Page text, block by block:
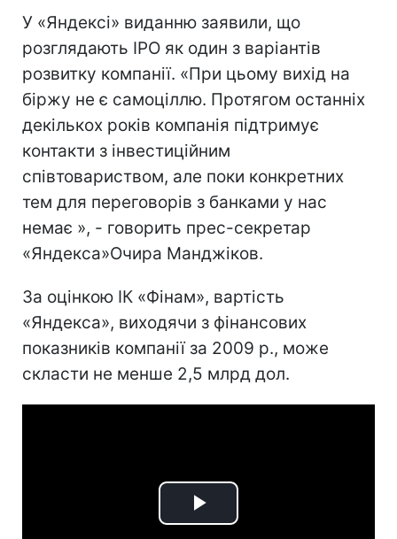
У «Яндексі» виданню заявили, що
розглядають IPO як один з варіантів
розвитку компанії. «При цьому вихід на
біржу не є самоціллю. Протягом останніх
декількох років компанія підтримує
контакти з інвестиційним
співтовариством, але поки конкретних
тем для переговорів з банками у нас
немає », - говорить прес-секретар
«Яндекса»Очира Манджіков.
За оцінкою ІК «Фінам», вартість
«Яндекса», виходячи з фінансових
показників компанії за 2009 р., може
скласти не менше 2,5 млрд дол.
Play